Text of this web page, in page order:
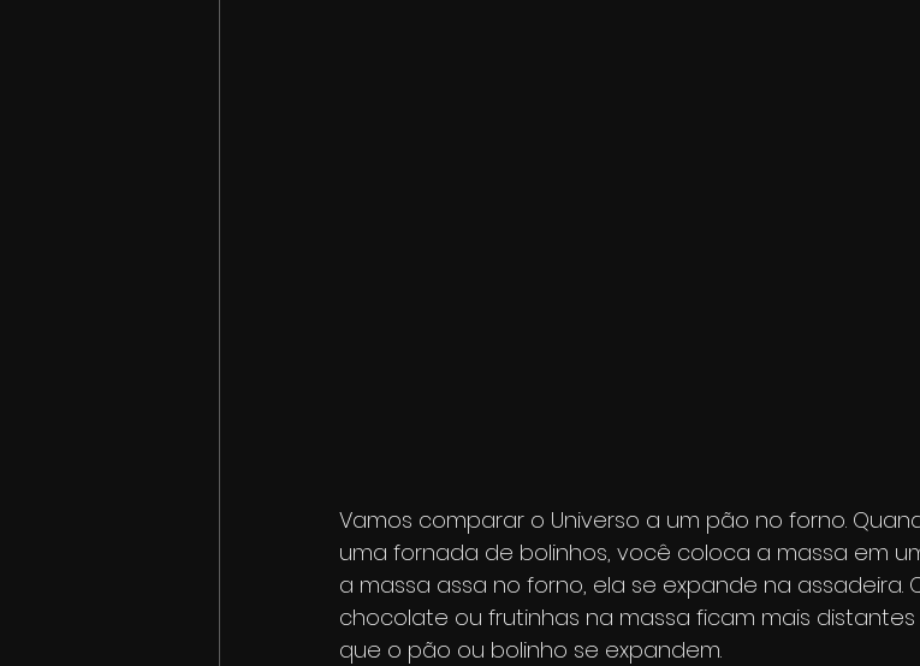
Vamos comparar o Universo a um pão no forno.
uma fornada de bolinhos, você coloca a massa em
a massa assa no forno, ela se expande na assadeira.
chocolate ou frutinhas na massa ficam mais
que o pão ou bolinho se expandem.